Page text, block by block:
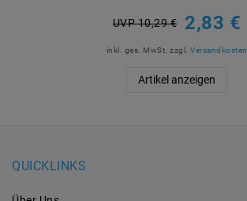
UVP 10,29 € 2,83 €
inkl. ges. MwSt. zzgl. Versandkosten
Artikel anzeigen
QUICKLINKS